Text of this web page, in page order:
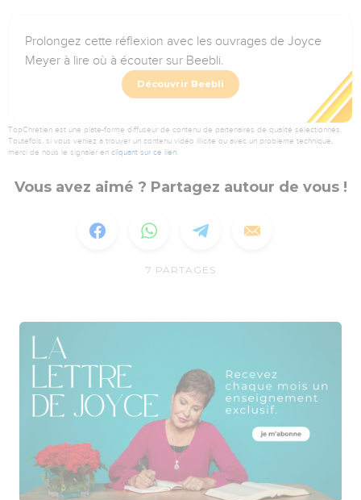
Prolongez cette réflexion avec les ouvrages de Joyce
Meyer à lire où à écouter sur Beebli.
Découvrir Beebli
TopChrétien est une plate-forme diffuseur de contenu de partenaires de qualité sélectionnés.
Toutefois, si vous veniez à trouver un contenu vidéo illicite ou avec un problème technique,
merci de nous le signaler en cliquant sur ce lien.
Vous avez aimé ? Partagez autour de vous !
7 PARTAGES